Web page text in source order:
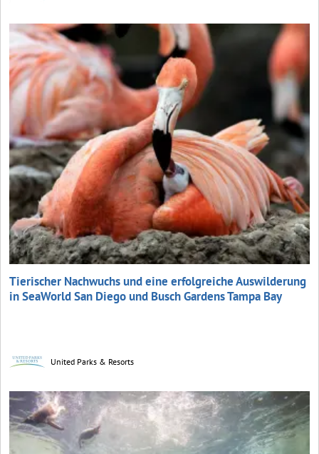
Tierischer Nachwuchs und eine erfolgreiche Auswilderung
in SeaWorld San Diego und Busch Gardens Tampa Bay
United Parks & Resorts